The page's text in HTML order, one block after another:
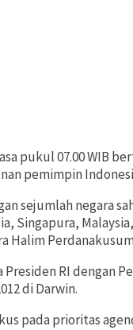
pukul 07.00 WIB
pemimpin
sejumlah negara
Singapura,
Halim
RI dengan
di Darwin.
pada prioritas